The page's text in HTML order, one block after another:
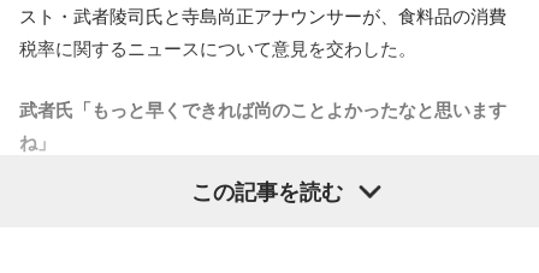
ですとか、それが何を意味するかということをこの1分間の中
で思いを寄せるということが多いと思うんですね。少なくと
す。
ということで、この黙祷と、黙祷が捧げられている人々、そ
の時のその瞬間ですとか背景ですとか、そのことのストーリ
始まった時に、イギリスでは毎晩9時に1分間の『Moment of
Prayer』という
が平和を、勝利を、そして亡くなった人たちのその慰霊とい
うことを考えるということがずっと戦時中続いていたわけで
今もウクライナで、私は先月、現地で毎日体験しましたけれ
スト・武者陵司氏と寺島尚正アナウンサーが、食料品の消費
税率に関するニュースについて意見を交わした。
武者氏「もっと早くできれば尚のことよかったなと思います
ね」
政府は5日の臨時閣議で、食料品の消費税率を来年4月から2
この記事を読む